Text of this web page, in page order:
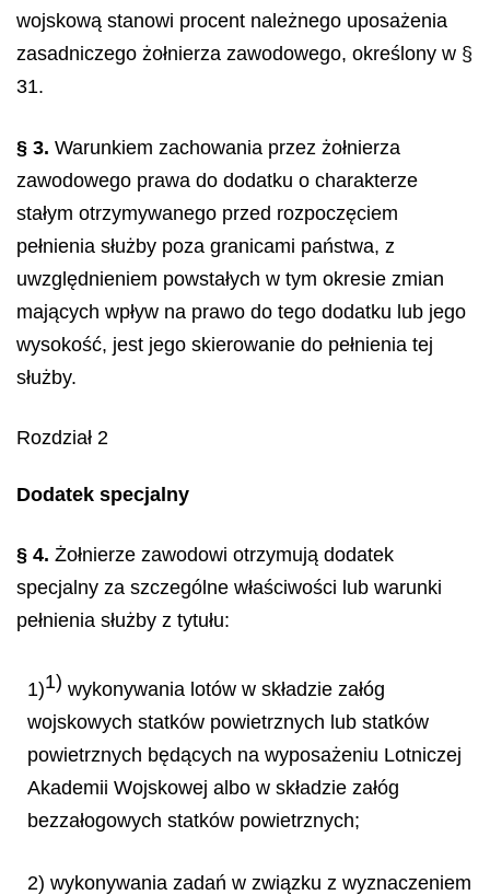
wojskową stanowi procent należnego uposażenia
zasadniczego żołnierza zawodowego, określony w §
31.
§ 3. Warunkiem zachowania przez żołnierza
zawodowego prawa do dodatku o charakterze
stałym otrzymywanego przed rozpoczęciem
pełnienia służby poza granicami państwa, z
uwzględnieniem powstałych w tym okresie zmian
mających wpływ na prawo do tego dodatku lub jego
wysokość, jest jego skierowanie do pełnienia tej
służby.
Rozdział 2
Dodatek specjalny
§ 4. Żołnierze zawodowi otrzymują dodatek
specjalny za szczególne właściwości lub warunki
pełnienia służby z tytułu:
1)1) wykonywania lotów w składzie załóg
wojskowych statków powietrznych lub statków
powietrznych będących na wyposażeniu Lotniczej
Akademii Wojskowej albo w składzie załóg
bezzałogowych statków powietrznych;
2) wykonywania zadań w związku z wyznaczeniem